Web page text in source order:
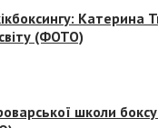
Катерина
(ФОТО)
школи